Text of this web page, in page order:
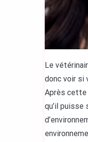
Le
donc voir si
Après cette
qu’il puisse